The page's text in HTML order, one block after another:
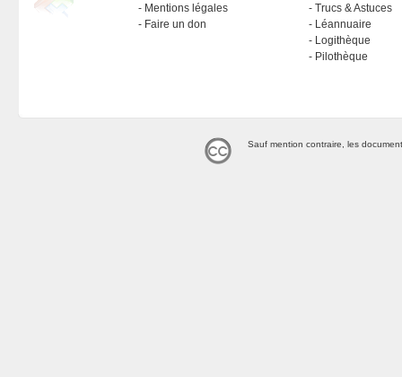
Mentions légales
Faire un don
Trucs & Astuces
Léannuaire
Logithèque
Pilothèque
Sauf mention contraire, les